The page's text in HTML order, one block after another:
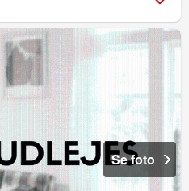
Se foto